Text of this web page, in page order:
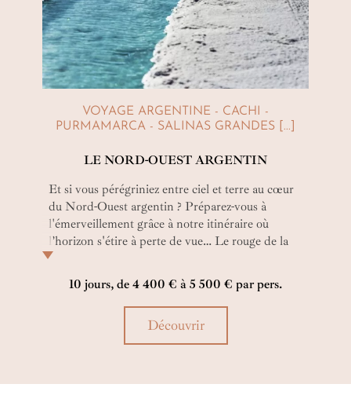
VOYAGE ARGENTINE - CACHI -
PURMAMARCA - SALINAS GRANDES [...]
LE NORD-OUEST ARGENTIN
Et si vous pérégriniez entre ciel et terre au cœur
du Nord-Ouest argentin ? Préparez-vous à
l'émerveillement grâce à notre itinéraire où
l’horizon s'étire à perte de vue… Le rouge de la
roche, le bleu du ciel et le blanc d’un désert de
sel créeront un contraste de couleurs qui ne
pourront qu’accentuer votre curiosité.
10 jours, de 4 400 € à 5 500 € par pers.
Découvrir